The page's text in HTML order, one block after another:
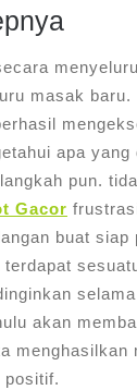
masak
apa
pun.
Gacor
buat siap
akan
menghasilkan
positif.